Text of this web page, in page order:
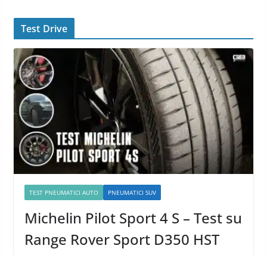
Test Drive
TEST PNEUMATICI AUTO PNEUMATICI SUV
Michelin Pilot Sport 4 S – Test su
Range Rover Sport D350 HST